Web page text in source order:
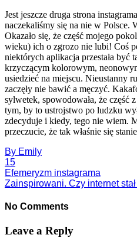
Jest jeszcze druga strona
naczekaliśmy się na nie w Polsce.
Okazało się, że część mojego
wieku) ich o zgrozo nie lubi! Coś
niektórych aplikacja przestała być
krzyczącym kolorowym,
usiedzieć na miejscu. Nieustanny
zaczęły nie bawić a męczyć.
sylwetek, spowodowała, że część
tym, by to ustrojstwo po ludzku
zdecyduje i kiedy, tego nie wiem.
przeczucie, że tak właśnie się
By Emily
15
Efemeryzm instagrama
Zainspirowani. Czy internet
No Comments
Leave a Reply